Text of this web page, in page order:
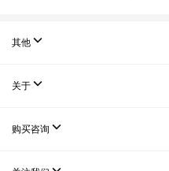
其他 
关于 
购买咨询 